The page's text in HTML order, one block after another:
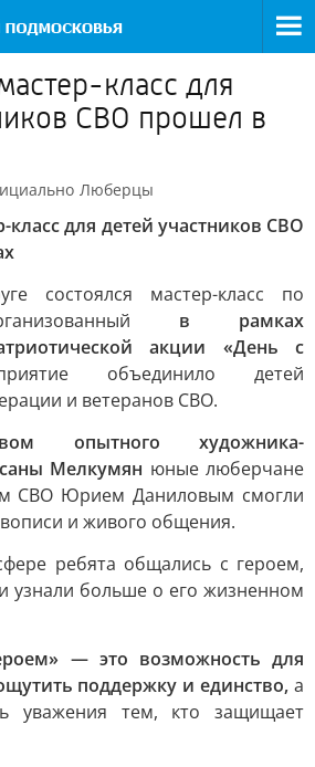
класс для
СВО прошел в
Люберцы
класс для детей участников СВО
состоялся мастер-класс по
в рамках
акции «День с
объединило детей
и ветеранов СВО.
опытного художника-
Мелкумян юные люберчане
СВО Юрием Даниловым смогли
и живого общения.
ребята общались с героем,
узнали больше о его жизненном
— это возможность для
поддержку и единство, а
уважения тем, кто защищает